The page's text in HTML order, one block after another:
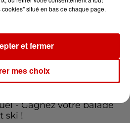
Xperiences !
- Gagnez votre balade
ski !
situé en bas de chaque page.
mes choix
et fermer